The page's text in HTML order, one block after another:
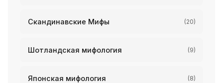
Скандинавские Мифы (20)
Шотландская мифология (9)
Японская мифология (8)